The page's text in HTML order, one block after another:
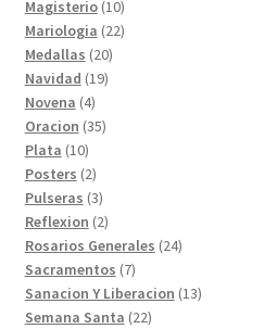
productos
Magisterio 1010
productos
Mariologia 2222
Medallas 2020
productos
Navidad 1919
Novena 44
productos
Oracion 3535
Plata 1010
productos
Posters 22
productos
Pulseras 33
productos
Reflexion 22
productos
Rosarios Generales 2424
Sacramentos 77
productos
Sanacion Y Liberacion 1313
Semana Santa 2222